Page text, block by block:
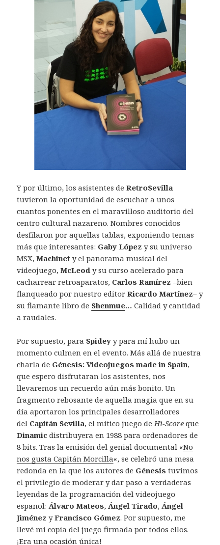
Y por último, los asistentes deRetroSevilla
tuvieron la oportunidad de escuchar a unos
cuantos ponentes en el maravilloso auditorio del
centro cultural nazareno. Nombres conocidos
desfilaron por aquellas tablas, exponiendo temas
más que interesantes: Gaby López y su universo
MSX,Machinet y el panorama musical del
videojuego,McLeod y su curso acelerado para
cacharrear retroaparatos, Carlos Ramírez –bien
flanqueado por nuestro editorRicardo Martínez– y
su flamante libro de Shenmue…Calidad y cantidad
a raudales.
Por supuesto, para Spidey y para mí hubo un
momento culmen en el evento. Más allá de nuestra
charla de Génesis: Videojuegos made in Spain,
que espero disfrutaran los asistentes, nos
llevaremos un recuerdo aún más bonito. Un
fragmento rebosante de aquella magia que en su
día aportaron los principales desarrolladores
del Capitán Sevilla, el mítico juego deHi-Score que
Dinamic distribuyera en 1988 para ordenadores de
8 bits. Tras la emisión del genial documental «No
nos gusta Capitán Morcilla«, se celebró una mesa
redonda en la que los autores de Génesis tuvimos
el privilegio de moderar y dar paso a verdaderas
leyendas de la programación del videojuego
español:Álvaro Mateos,Ángel Tirado,Ángel
Jiménez yFrancisco Gómez. Por supuesto, me
llevé mi copia del juego firmada por todos ellos.
¡Era una ocasión única!